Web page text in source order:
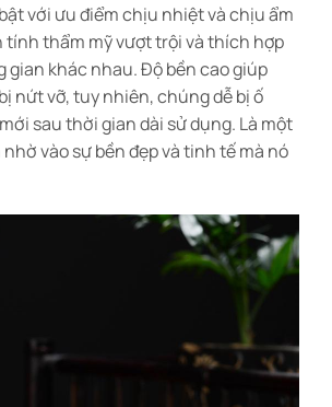
với ưu điểm chịu nhiệt và chịu ẩm
tính thẩm mỹ vượt trội và thích hợp
gian khác nhau. Độ bền cao giúp
nứt vỡ, tuy nhiên, chúng dễ bị ố
sau thời gian dài sử dụng. Là một
vào sự bền đẹp và tinh tế mà nó